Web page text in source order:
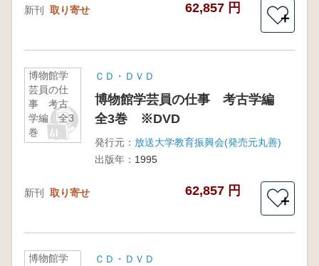
新刊 取り寄せ 62,857 円
＋
博物館学
芸員の仕
事 考古
学編 全3
巻
※DVD
ＣＤ・ＤＶＤ
博物館学芸員の仕事 考古学編
全3巻 ※DVD
発行元： 放送大学教育振興会(発売元丸善)
出版年： 1995
新刊 取り寄せ 62,857 円
＋
博物館学
ＣＤ・ＤＶＤ